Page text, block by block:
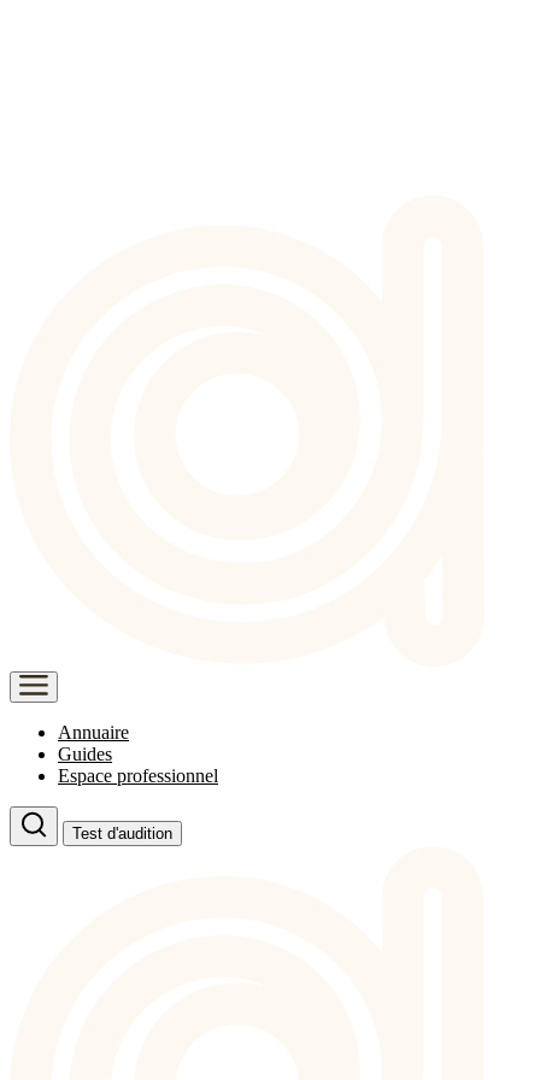
Annuaire
Guides
Espace professionnel
Test d'audition